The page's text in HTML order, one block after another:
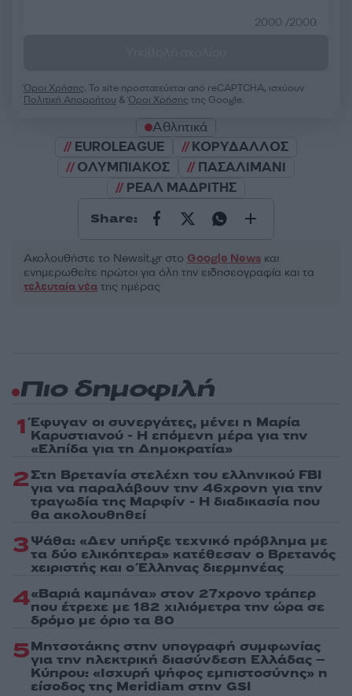
2000 /2000
Όροι Χρήσης. Το site προστατεύεται από reCAPTCHA, ισχύουν
Πολιτική Απορρήτου &Όροι Χρήσης της Google.
Αθλητικά
EUROLEAGUE
ΚΟΡΥΔΑΛΛΟΣ
ΟΛΥΜΠΙΑΚΟΣ
ΠΑΣΑΛΙΜΑΝΙ
ΡΕΑΛ ΜΑΔΡΙΤΗΣ
Share:
Ακολουθήστε το Νewsit.gr στο Google News και
ενημερωθείτε πρώτοι για όλη την ειδησεογραφία και τα
τελευταία νέα της ημέρας
Πιο δημοφιλή
1 Έφυγαν οι συνεργάτες, μένει η Μαρία
Καρυστιανού - Η επόμενη μέρα για την
«Ελπίδα για τη Δημοκρατία»
2Στη Βρετανία στελέχη του ελληνικού FBI
για να παραλάβουν την 46χρονη για την
τραγωδία της Μαρφίν - Η διαδικασία που
θα ακολουθηθεί
3Ψάθα: «Δεν υπήρξε τεχνικό πρόβλημα με
τα δύο ελικόπτερα» κατέθεσαν ο Βρετανός
χειριστής και ο Έλληνας διερμηνέας
4«Βαριά καμπάνα» στον 27χρονο τράπερ
που έτρεχε με 182 χιλιόμετρα την ώρα σε
δρόμο με όριο τα 80
5Μητσοτάκης στην υπογραφή συμφωνίας
για την ηλεκτρική διασύνδεση Ελλάδας –
Κύπρου: «Ισχυρή ψήφος εμπιστοσύνης» η
είσοδος της Meridiam στην GSI